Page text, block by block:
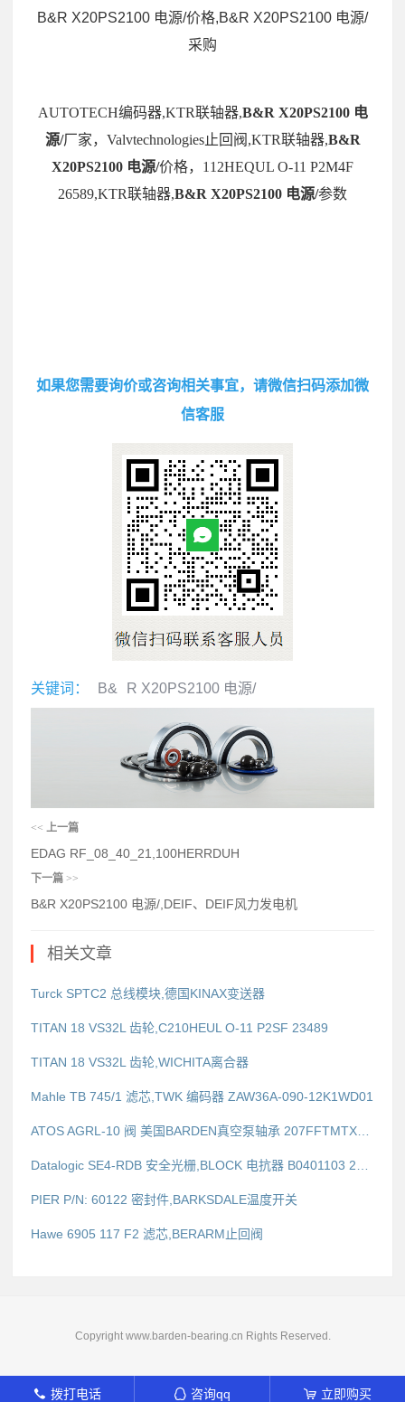
B&R X20PS2100 电源/价格,B&R X20PS2100 电源/
采购
AUTOTECH编码器,KTR联轴器,B&R X20PS2100 电
源/厂家，Valvtechnologies止回阀,KTR联轴器,B&R
X20PS2100 电源/价格，112HEQUL O-11 P2M4F
26589,KTR联轴器,B&R X20PS2100 电源/参数
如果您需要询价或咨询相关事宜，请微信扫码添加微
信客服
关键词： B& R X20PS2100 电源/
<< 上一篇
EDAG RF_08_40_21,100HERRDUH
下一篇 >>
B&R X20PS2100 电源/,DEIF、DEIF风力发电机
相关文章
Turck SPTC2 总线模块,德国KINAX变送器
TITAN 18 VS32L 齿轮,C210HEUL O-11 P2SF 23489
TITAN 18 VS32L 齿轮,WICHITA离合器
Mahle TB 745/1 滤芯,TWK 编码器 ZAW36A-090-12K1WD01
PIER P/N: 60122 密封件,BARKSDALE温度开关
Hawe 6905 117 F2 滤芯,BERARM止回阀
Copyright www.barden-bearing.cn Rights Reserved.
󦁁 拨打电话 󦊱 咨询qq 󦞡 立即购买